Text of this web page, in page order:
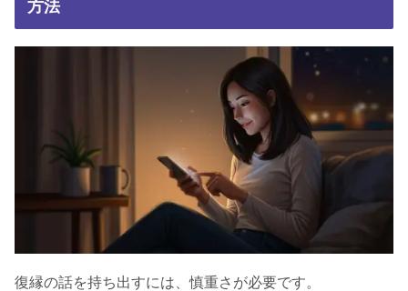
方法
復縁の話を持ち出すには、慎重さが必要です。